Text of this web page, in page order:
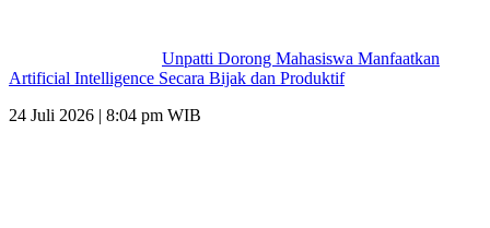
Unpatti Dorong Mahasiswa Manfaatkan
Artificial Intelligence Secara Bijak dan Produktif
24 Juli 2026 | 8:04 pm WIB